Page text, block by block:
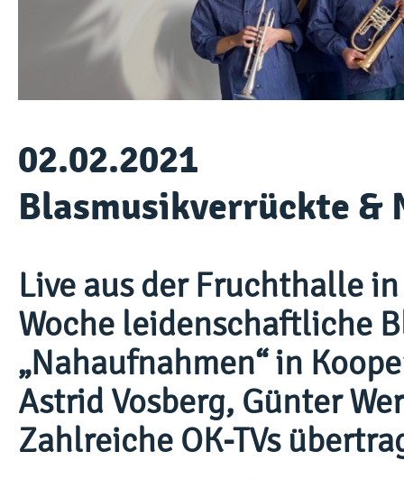
02.02.2021
Blasmusikverrückte &
Live aus der Fruchthalle
Woche leidenschaftliche
„Nahaufnahmen“ in
Astrid Vosberg, Günter
Zahlreiche OK-TVs